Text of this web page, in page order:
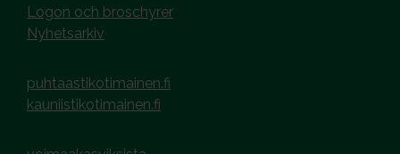
Logon och broschyrer
Nyhetsarkiv
puhtaastikotimainen.fi
kauniistikotimainen.fi